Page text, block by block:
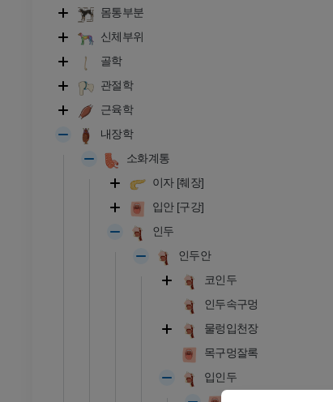
몸통부분
신체부위
골학
관절학
근육학
내장학
소화계통
이자 [췌장]
입안 [구강]
인두
인두안
코인두
인두속구멍
물렁입천장
목구멍잘록
입인두
소
황소와 암소 - 일반 해부학
삽화
무료
소 - 골학
삽화